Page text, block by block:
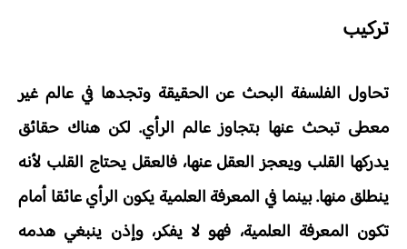
تركيب
تحاول الفلسفة البحث عن الحقيقة وتجدها في عالم غير
معطى تبحث عنها بتجاوز عالم الرأي. لكن هناك حقائق
يدركها القلب ويعجز العقل عنها، فالعقل يحتاج القلب لأنه
ينطلق منها. بينما في المعرفة العلمية يكون الرأي عائقا أمام
تكون المعرفة العلمية، فهو لا يفكر، وإذن ينبغي هدمه